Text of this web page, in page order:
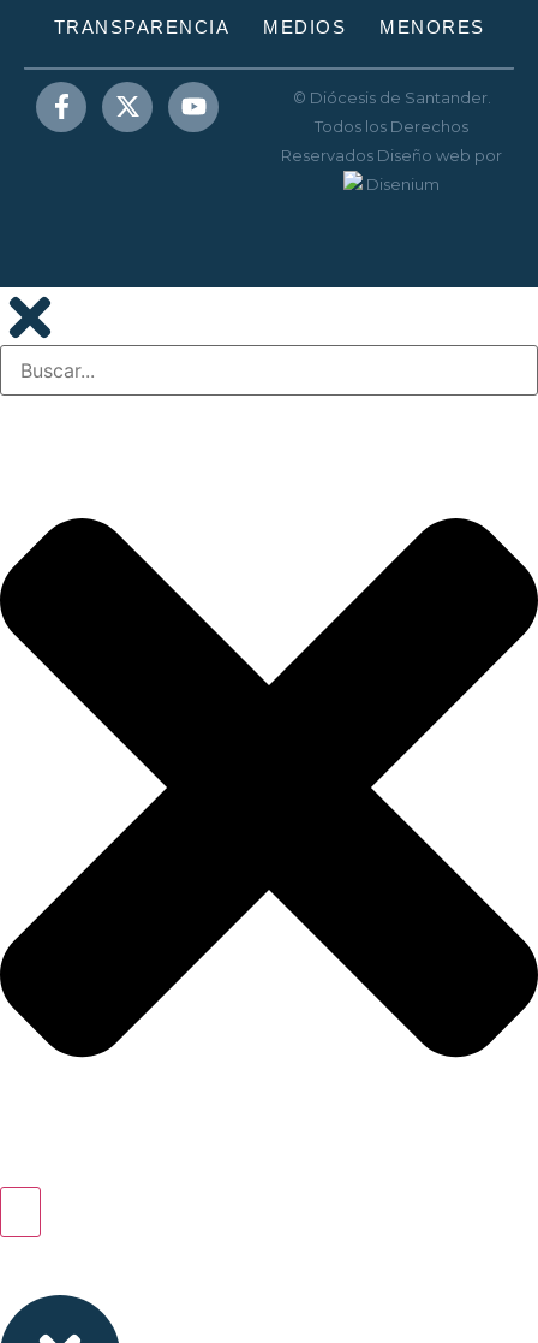
TRANSPARENCIA MEDIOS MENORES
© Diócesis de Santander.
Todos los Derechos
Reservados Diseño web por
Disenium